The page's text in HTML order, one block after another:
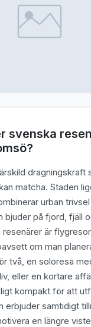
svenska
dragningskraft
matcha. Staden
urban
bjuder på fjord, fjäll
resenärer är
om man
två, en soloresa
eller en kortare
kompakt för att
erbjuder samtidigt
en längre